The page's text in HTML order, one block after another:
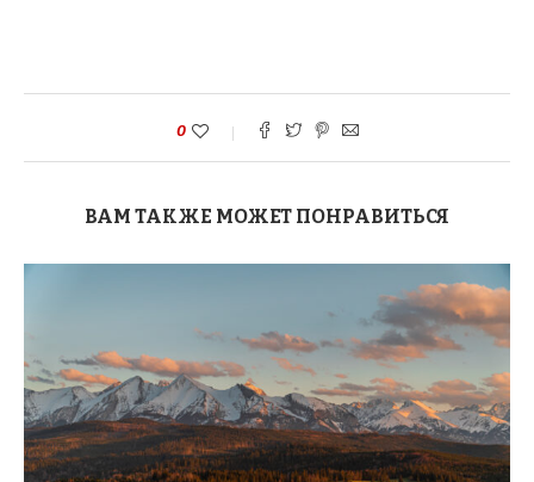
0
ВАМ ТАКЖЕ МОЖЕТ ПОНРАВИТЬСЯ